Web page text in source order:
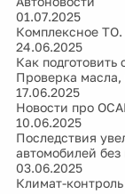
01.07.2025
Комплексное
24.06.2025
Как подготовить
Проверка масла,
17.06.2025
Новости про
10.06.2025
Последствия
автомобилей
03.06.2025
Климат-